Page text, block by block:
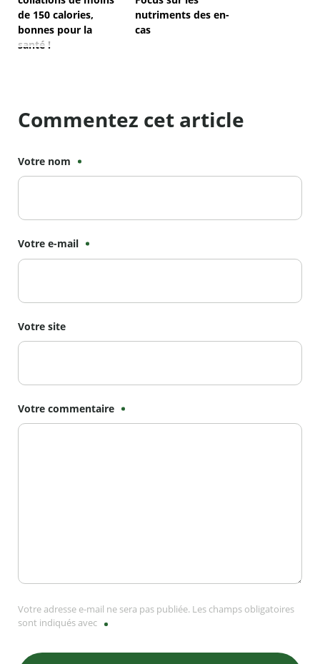
de 150 calories,
bonnes pour la
santé !
nutriments des en-
cas
Commentez cet article
Votre nom
Votre e-mail
Votre site
Votre commentaire
Votre adresse e-mail ne sera pas publiée. Les champs obligatoires
sont indiqués avec